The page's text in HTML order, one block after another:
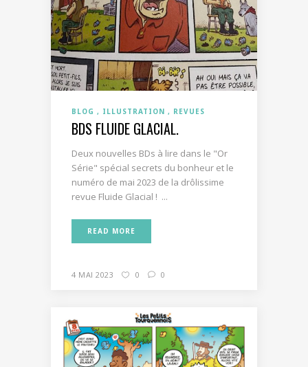
BLOG ILLUSTRATION REVUES
BDS FLUIDE GLACIAL.
Deux nouvelles BDs à lire dans le "Or
Série" spécial secrets du bonheur et le
numéro de mai 2023 de la drôlissime
revue Fluide Glacial ! ...
READ MORE
4 MAI 2023 0 0